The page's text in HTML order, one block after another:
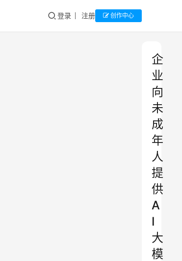
登录 注册 创作中心
企
业
向
未
成
年
人
提
供
A
I
大
模